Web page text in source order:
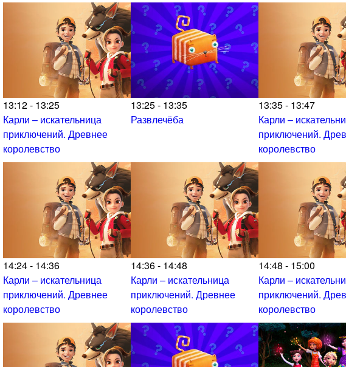
13:12 - 13:25
Карли – искательница
приключений. Древнее
королевство
13:25 - 13:35
Развлечёба
13:35 - 13:47
Карли –
приключений.
королевство
14:24 - 14:36
Карли – искательница
приключений. Древнее
королевство
14:36 - 14:48
Карли – искательница
приключений. Древнее
королевство
14:48 - 15:00
Карли –
приключений.
королевство